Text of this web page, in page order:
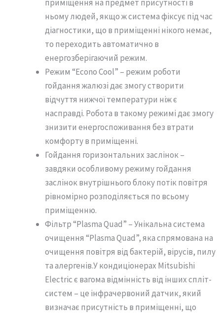
приміщення на предмет присутності в
ньому людей, якщо ж система фіксує під час
діагностики, що в приміщенні нікого немає,
то переходить автоматично в
енергозберігаючий режим.
Режим “Econo Cool” – режим роботи
гойдання жалюзі дає змогу створити
відчуття нижчої температури ніж є
насправді. Робота в такому режимі дає змогу
знизити енергоспоживання без втрати
комфорту в приміщенні.
Гойдання горизонтальних заслінок –
завдяки особливому режиму гойдання
заслінок внутрішнього блоку потік повітря
рівномірно розподіляється по всьому
приміщенню.
Фільтр “Plasma Quad” – Унікальна система
очищення “Plasma Quad”, яка спрямована на
очищення повітря від бактерій, вірусів, пилу
та алергенів.У кондиціонерах Mitsubishi
Electric є вагома відмінність від інших спліт-
систем – це інфрачервоний датчик, який
визначає присутність в приміщенні, що